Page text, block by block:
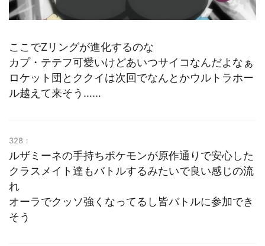
ここでZリングが進化するのな
カプ・テテフ可愛いけどあいつサイコなんだよなぁ
ロケット団とククイは次回でなんとかウルトラホー
ル越えて来そう……
328：
ルザミーネの手持ちポケモンが原作通りで安心した
クラスメイト達もバトルするみたいで良い感じの流
れ
オーラでクッソ強くなってるし皆バトルに参加でき
そう